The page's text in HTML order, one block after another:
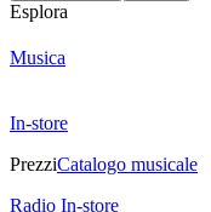
Esplora
Musica
In-store
PrezziCatalogo musicale
Radio In-store